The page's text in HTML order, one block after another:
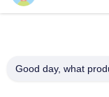
Telefone
Good day, what